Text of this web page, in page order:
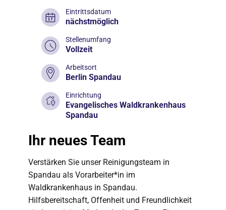
Eintrittsdatum
nächstmöglich
Stellenumfang
Vollzeit
Arbeitsort
Berlin Spandau
Einrichtung
Evangelisches Waldkrankenhaus
Spandau
Ihr neues Team
Verstärken Sie unser Reinigungsteam in
Spandau als Vorarbeiter*in im
Waldkrankenhaus in Spandau.
Hilfsbereitschaft, Offenheit und Freundlichkeit